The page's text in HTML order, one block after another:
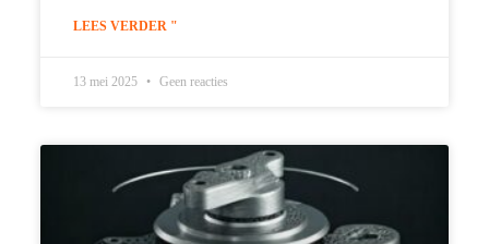
LEES VERDER "
13 mei 2025 Geen reacties